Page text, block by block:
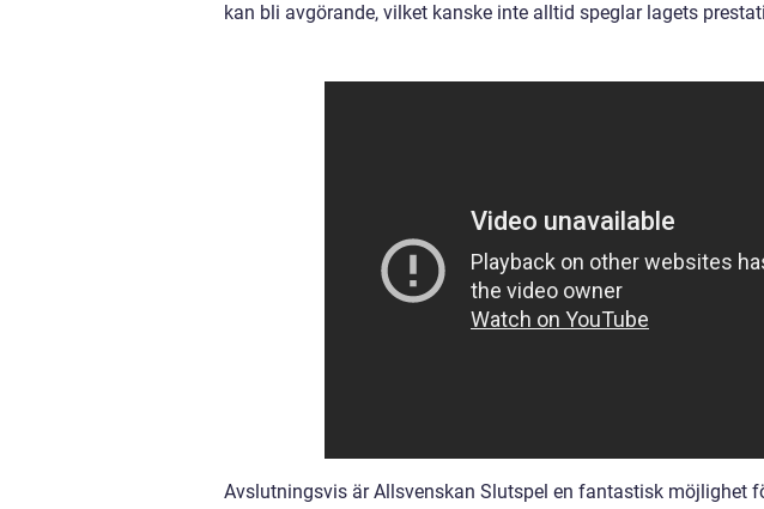
kan bli avgörande, vilket kanske inte alltid speglar lagets
Avslutningsvis är Allsvenskan Slutspel en fantastisk möjlighet